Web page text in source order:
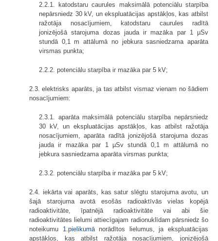
2.2.1. katodstaru caurules maksimālā potenciālu starpība
nepārsniedz 30 kV, un ekspluatācijas apstākļos, kas atbilst
ražotāja nosacījumiem, katodstaru caurules radītā
jonizējošā starojuma dozas jauda ir mazāka par 1 µSv
stundā 0,1 m attālumā no jebkura sasniedzama aparāta
virsmas punkta;
2.2.2. potenciālu starpība ir mazāka par 5 kV;
2.3. elektrisks aparāts, ja tas atbilst vismaz vienam no šādiem
nosacījumiem:
2.3.1. aparāta maksimālā potenciālu starpība nepārsniedz
30 kV, un ekspluatācijas apstākļos, kas atbilst ražotāja
nosacījumiem, aparāta radītā jonizējošā starojuma dozas
jauda ir mazāka par 1 µSv stundā 0,1 m attālumā no
jebkura sasniedzama aparāta virsmas punkta;
2.3.2. potenciālu starpība ir mazāka par 5 kV;
2.4. iekārta vai aparāts, kas satur slēgtu starojuma avotu, un
šajā starojuma avotā esošās radioaktīvās vielas kopējā
radioaktivitāte, īpatnējā radioaktivitāte vai abi šie
radioaktivitātes lielumi attiecīgajam radionuklīdam pārsniedz šo
noteikumu 1.pielikumānorādītos lielumus, ja ekspluatācijas
apstākļos, kas atbilst ražotāja nosacījumiem, jonizējošā